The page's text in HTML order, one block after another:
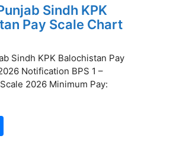
Sindh KPK
Pay Scale Chart
Sindh KPK Balochistan Pay
Notification BPS 1 –
2026 Minimum Pay: